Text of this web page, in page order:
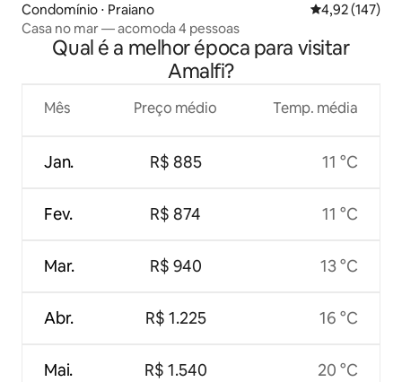
Condomínio ⋅ Praiano 4,92 de uma
4,92 (147)
Casa no mar — acomoda 4 pessoas
Qual é a melhor época para visitar
Amalfi?
Mês
Jan.
Fev.
Mar.
Abr.
Mai.
Preço médio
R$ 885
R$ 874
R$ 940
R$ 1.225
R$ 1.540
Temp. média
11 °C
11 °C
13 °C
16 °C
20 °C